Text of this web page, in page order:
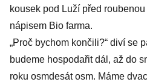
kousek pod Luží před
nápisem Bio farma.
„Proč bychom končili?“ diví se
budeme hospodařit dál, až do
roku osmdesát osm. Máme